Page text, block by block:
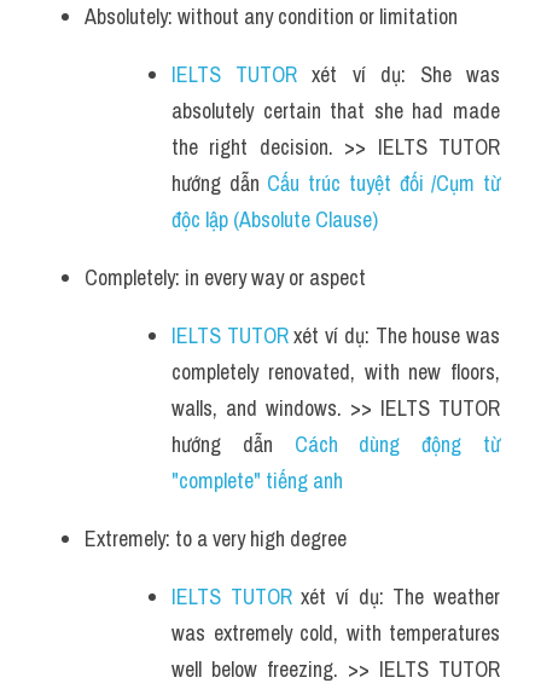
Absolutely: without any condition or limitation
IELTS TUTOR xét ví dụ: She was
absolutely certain that she had made
the right decision. >> IELTS TUTOR
hướng dẫn Cấu trúc tuyệt đối /Cụm từ
độc lập (Absolute Clause)
Completely: in every way or aspect
IELTS TUTOR xét ví dụ: The house was
completely renovated, with new floors,
walls, and windows. >> IELTS TUTOR
hướng dẫn Cách dùng động từ
"complete" tiếng anh
Extremely: to a very high degree
IELTS TUTOR xét ví dụ: The weather
was extremely cold, with temperatures
well below freezing. >> IELTS TUTOR